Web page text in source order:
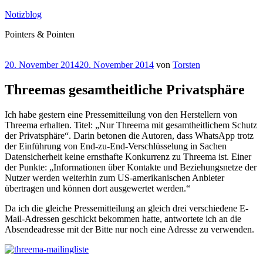
Zum
springen
Notizblog
Pointers & Pointen
Veröffentlicht
20. November 201420. November 2014 von Torsten
Threemas gesamtheitliche Privatsphäre
Ich habe gestern eine Pressemitteilung von den Herstellern von
Threema erhalten. Titel: „Nur Threema mit gesamtheitlichem Schutz
der Privatsphäre“. Darin betonen die Autoren, dass WhatsApp trotz
der Einführung von End-zu-End-Verschlüsselung in Sachen
Datensicherheit keine ernsthafte Konkurrenz zu Threema ist. Einer
der Punkte: „Informationen über Kontakte und Beziehungsnetze der
Nutzer werden weiterhin zum US-amerikanischen Anbieter
übertragen und können dort ausgewertet werden.“
Da ich die gleiche Pressemitteilung an gleich drei verschiedene E-
Mail-Adressen geschickt bekommen hatte, antwortete ich an die
Absendeadresse mit der Bitte nur noch eine Adresse zu verwenden.